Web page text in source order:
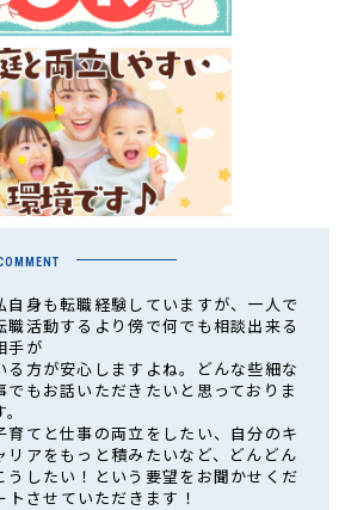
自身も転職経験していますが、一人で
職活動するより傍で何でも相談出来る
手が
る方が安心しますよね。どんな些細な
でもお話いただきたいと思っておりま
育てと仕事の両立をしたい、自分のキ
リアをもっと積みたいなど、どんどん
うしたい！という要望をお聞かせくだ
させていただきます！